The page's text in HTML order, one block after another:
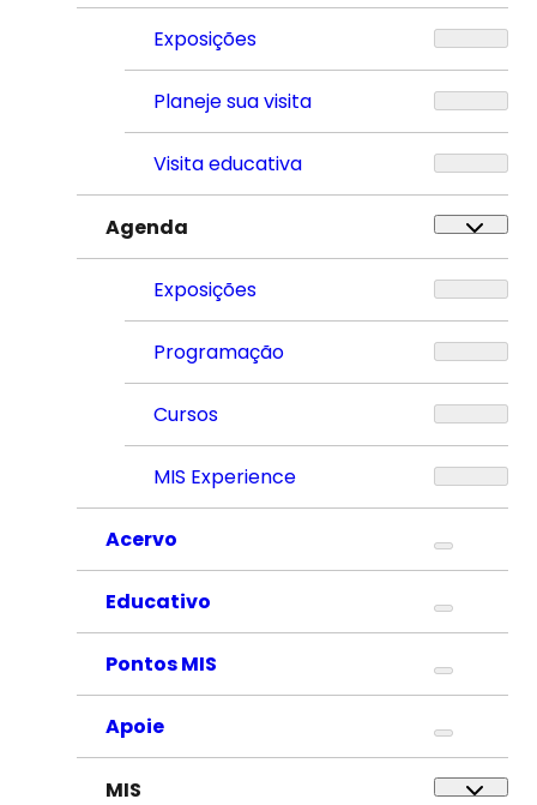
Exposições
Planeje sua visita
Visita educativa
Agenda
Exposições
Programação
Cursos
MIS Experience
Acervo
Educativo
Pontos MIS
Apoie
MIS